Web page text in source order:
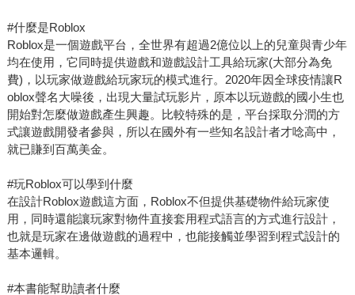
#什麼是Roblox
Roblox是一個遊戲平台，全世界有超過2億位以上的兒童與青少年
均在使用，它同時提供遊戲和遊戲設計工具給玩家(大部分為免
費)，以玩家做遊戲給玩家玩的模式進行。2020年因全球疫情讓R
oblox聲名大噪後，出現大量試玩影片，原本以玩遊戲的國小生也
開始對怎麼做遊戲產生興趣。比較特殊的是，平台採取分潤的方
式讓遊戲開發者參與，所以在國外有一些知名設計者才唸高中，
就已賺到百萬美金。
#玩Roblox可以學到什麼
在設計Roblox遊戲這方面，Roblox不但提供基礎物件給玩家使
用，同時還能讓玩家對物件直接套用程式語言的方式進行設計，
也就是玩家在邊做遊戲的過程中，也能接觸並學習到程式設計的
基本邏輯。
#本書能幫助讀者什麼